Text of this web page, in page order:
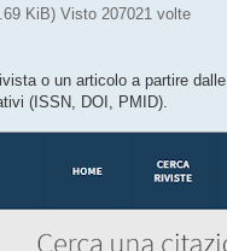
KiB) Visto 207021 volte
o un articolo a partire dalle
(ISSN, DOI, PMID).